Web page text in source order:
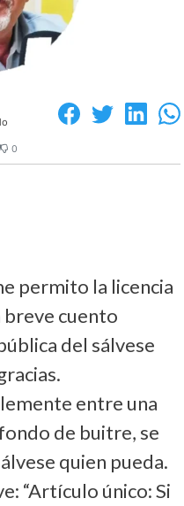
0
permito la licencia
breve cuento
del sálvese
entre una
de buitre, se
quien pueda.
“Artículo único: Si